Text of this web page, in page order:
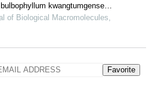
kwangtumgense
of Biological Macromolecules,
Favorite